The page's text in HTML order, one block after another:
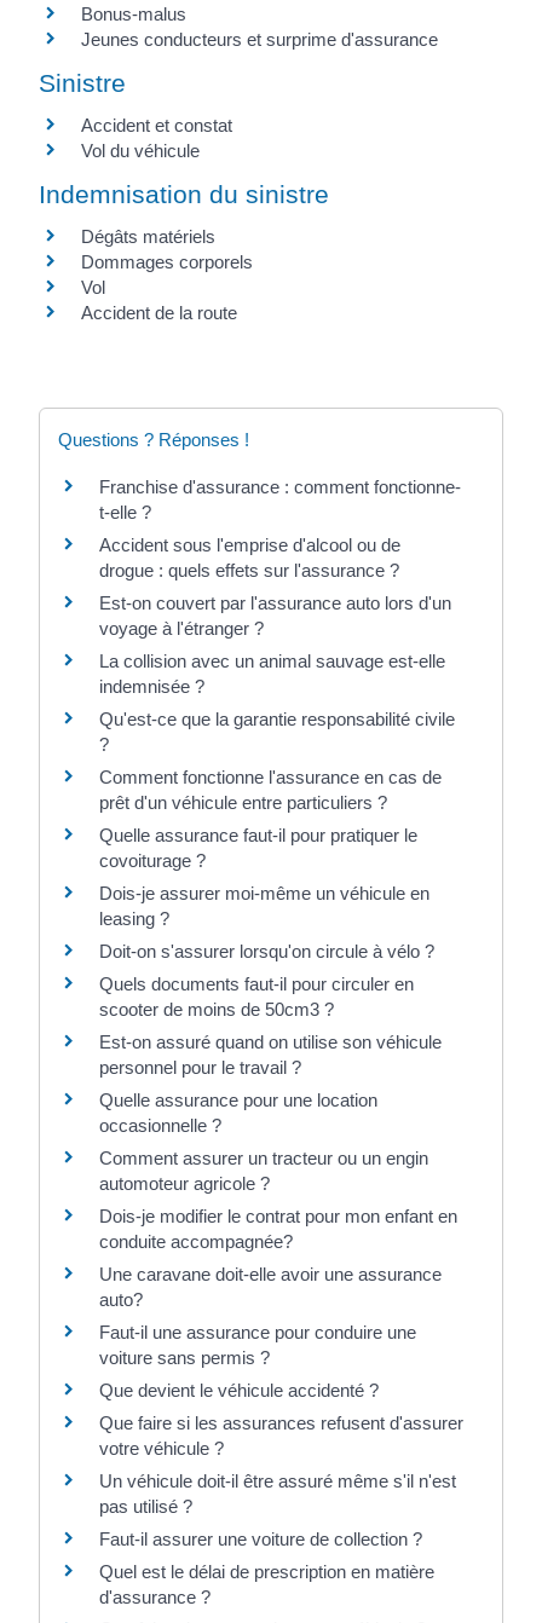
Bonus-malus
Jeunes conducteurs et surprime d'assurance
Sinistre
Accident et constat
Vol du véhicule
Indemnisation du sinistre
Dégâts matériels
Dommages corporels
Vol
Accident de la route
Questions ? Réponses !
Franchise d'assurance : comment fonctionne-
t-elle ?
Accident sous l'emprise d'alcool ou de
drogue : quels effets sur l'assurance ?
Est-on couvert par l'assurance auto lors d'un
voyage à l'étranger ?
La collision avec un animal sauvage est-elle
indemnisée ?
Qu'est-ce que la garantie responsabilité civile
?
Comment fonctionne l'assurance en cas de
prêt d'un véhicule entre particuliers ?
Quelle assurance faut-il pour pratiquer le
covoiturage ?
Dois-je assurer moi-même un véhicule en
leasing ?
Doit-on s'assurer lorsqu'on circule à vélo ?
Quels documents faut-il pour circuler en
scooter de moins de 50cm3 ?
Est-on assuré quand on utilise son véhicule
personnel pour le travail ?
Quelle assurance pour une location
occasionnelle ?
Comment assurer un tracteur ou un engin
automoteur agricole ?
Dois-je modifier le contrat pour mon enfant en
conduite accompagnée?
Une caravane doit-elle avoir une assurance
auto?
Faut-il une assurance pour conduire une
voiture sans permis ?
Que devient le véhicule accidenté ?
Que faire si les assurances refusent d'assurer
votre véhicule ?
Un véhicule doit-il être assuré même s'il n'est
pas utilisé ?
Faut-il assurer une voiture de collection ?
Quel est le délai de prescription en matière
d'assurance ?